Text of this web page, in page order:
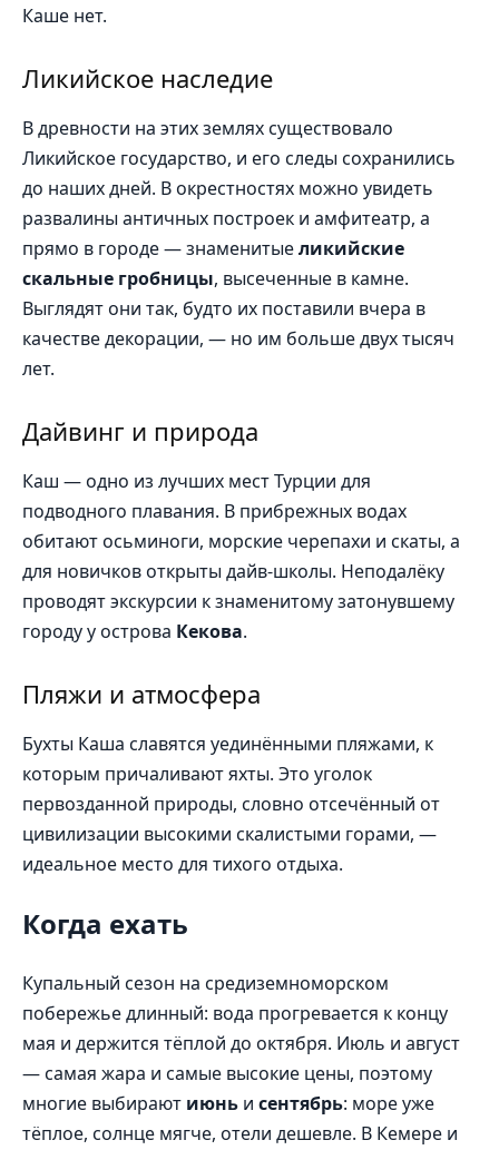
Каше нет.
Ликийское наследие
В древности на этих землях существовало
Ликийское государство, и его следы сохранились
до наших дней. В окрестностях можно увидеть
развалины античных построек и амфитеатр, а
прямо в городе — знаменитыеликийские
скальные гробницы, высеченные в камне.
Выглядят они так, будто их поставили вчера в
качестве декорации, — но им больше двух тысяч
лет.
Дайвинг и природа
Каш — одно из лучших мест Турции для
подводного плавания. В прибрежных водах
обитают осьминоги, морские черепахи и скаты, а
для новичков открыты дайв-школы. Неподалёку
проводят экскурсии к знаменитому затонувшему
городу у острова Кекова.
Пляжи и атмосфера
Бухты Каша славятся уединёнными пляжами, к
которым причаливают яхты. Это уголок
первозданной природы, словно отсечённый от
цивилизации высокими скалистыми горами, —
идеальное место для тихого отдыха.
Когда ехать
Купальный сезон на средиземноморском
побережье длинный: вода прогревается к концу
мая и держится тёплой до октября. Июль и август
— самая жара и самые высокие цены, поэтому
многие выбирают июнь и сентябрь: море уже
тёплое, солнце мягче, отели дешевле. В Кемере и